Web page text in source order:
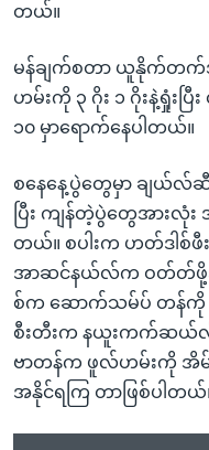
တယ်။
မန်ချက်စတာ ယူနိုက်တက်
ဟမ်းကို ၃ ဂိုး ၁ ဂိုးနဲ့ရှုံး
၁၀ မှာရောက်နေပါတယ်။
စနေနေ့ပွဲတွေမှာ ချယ်
ပြီး ကျန်တဲ့ပွဲတွေအားလုံ
တယ်။ စပါးက ဟတ်ဒါစ်ဖီ
အာဆင်နယ်လ်က ဝတ်တ်ဖို့ဒ်
စ်က ဆောက်သမ်ပ် တန်ကို အိ
စီးတီးက နယူးကက်ဆယ်လ်ကို
ဗာတန်က ဖူလ်ဟမ်းကို အိမ်
အနိုင်ရကြ တာဖြစ်ပါတယ်